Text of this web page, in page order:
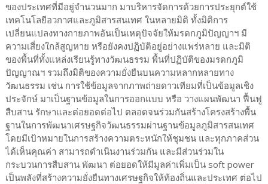
ของประเทศที่มีอยู่จำนวนมาก มาบริหารจัดการด้วยการประยุกต์ใช้
เทคโนโลยีอวกาศและภูมิสารสนเทศ ในหลายมิติ ทั้งมิติการ
เปลี่ยนแปลงทางกายภาพอันเป็นเหตุปัจจัยให้มรดกภูมิปัญญาฯ มี
ความเสี่ยงใกล้สูญหาย หรือยังคงปฏิบัติอยู่อย่างแพร่หลาย และมิติ
ของพื้นที่ทั้งแหล่งเรียนรู้ทางวัฒนธรรม พื้นที่ปฏิบัติของมรดกภูมิ
ปัญญาณฯ รวมถึงมิติของความยั่งยืนบนความหลากหลายทาง
วัฒนธรรม เช่น การใช้ข้อมูลจากภาพถ่ายดาวเทียมที่เป็นข้อมูลเชิง
ประจักษ์ มาเป็นฐานข้อมูลในการออกแบบ หรือ วางแผนพัฒนา ฟื้นฟู
สืบสาน รักษาและต่อยอดต่อไป ตลอดจนร่วมกันสร้างโครงสร้างพื้น
ฐานในการพัฒนาเศรษฐกิจวัฒนธรรมผ่านฐานข้อมูลภูมิสารสนเทศ
โดยมีเป้าหมายในการสร้างความตระหนักให้ชุมชน และทุกภาคส่วน
ได้เห็นคุณค่า สามารถดำเนินงานร่วมกัน และมีส่วนร่วมใน
กระบวนการสืบสาน พัฒนา ต่อยอดให้มีมูลค่าเพิ่มเป็น soft power
เป็นพลังที่สร้างความยั่งยืนทางเศรษฐกิจให้ท้องถิ่นและประเทศ ต่อไป